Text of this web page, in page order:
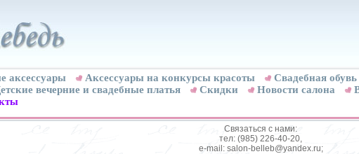
аксессуары Аксессуары на конкурсы красоты Свадебная обувь
вечерние и свадебные платья Скидки Новости салона
Связаться с нами:
тел: (985) 226-40-20,
e-mail: salon-belleb@yandex.ru;